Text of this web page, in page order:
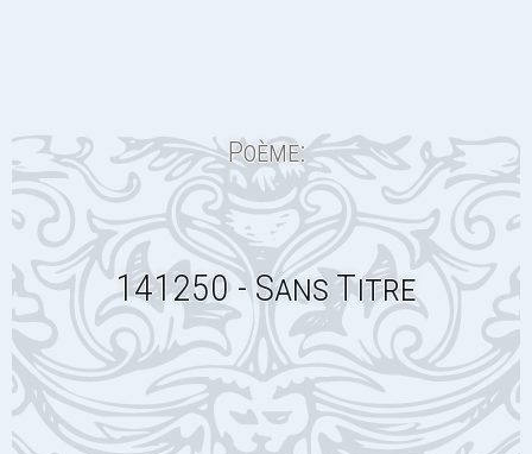
Poème:
141250 - Sans Titre